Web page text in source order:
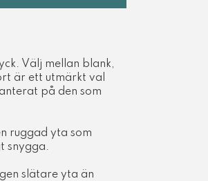
Välj mellan blank,
är ett utmärkt val
på den som
ruggad yta som
snygga.
slätare yta än